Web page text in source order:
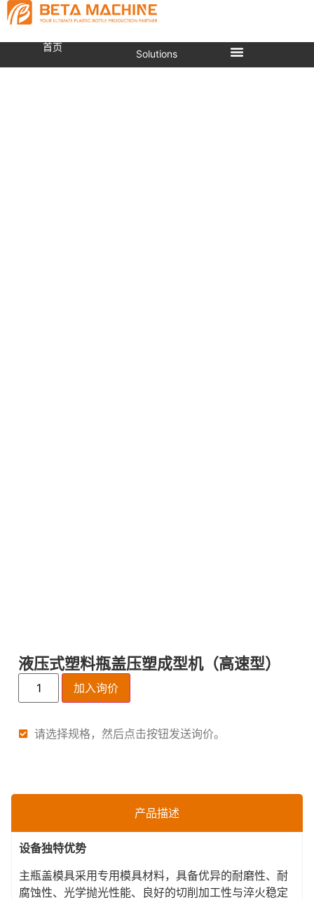
首页
Solutions
液压式塑料瓶盖压塑成型机（高速型）
加入询价
请选择规格，然后点击按钮发送询价。
产品描述
设备独特优势
主瓶盖模具采用专用模具材料，具备优异的耐磨性、耐
腐蚀性、光学抛光性能、良好的切削加工性与淬火稳定